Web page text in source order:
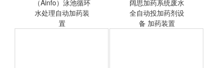
<查看详情> <查看详情>
（Ainfo）泳池循环
水处理自动加药装
置
阔思加药系统废水
全自动投加药剂设
备 加药装置